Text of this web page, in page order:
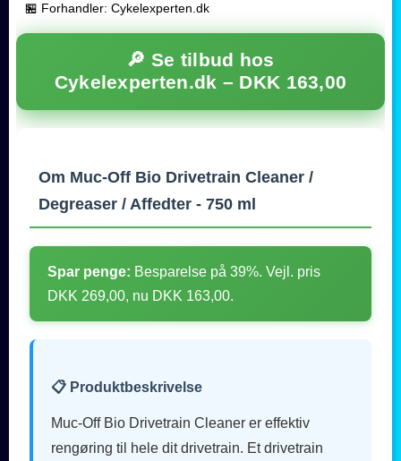
🏪 Forhandler: Cykelexperten.dk
🔎 Se tilbud hos
Cykelexperten.dk – DKK 163,00
Om Muc-Off Bio Drivetrain Cleaner /
Degreaser / Affedter - 750 ml
Spar penge: Besparelse på 39%. Vejl. pris
DKK 269,00, nu DKK 163,00.
📋 Produktbeskrivelse
Muc-Off Bio Drivetrain Cleaner er effektiv
rengøring til hele dit drivetrain. Et drivetrain